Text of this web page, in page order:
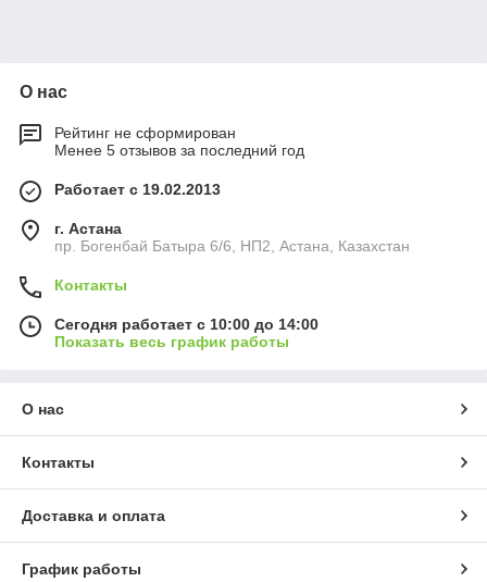
О нас
Рейтинг не сформирован
Менее 5 отзывов за последний год
Работает с 19.02.2013
г. Астана
пр. Богенбай Батыра 6/6, НП2, Астана, Казахстан
Контакты
Сегодня работает с 10:00 до 14:00
Показать весь график работы
О нас
Контакты
Доставка и оплата
График работы